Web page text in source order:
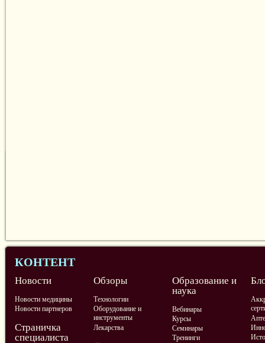
КОНТЕНТ
Новости
Новости медицины
Новости партнеров
Обзоры
Технологии
Оборудование и
инструменты
Лекарства
Образование и
наука
Вебинары
Курсы
Семинары
Тренинги
Страничка
специалиста